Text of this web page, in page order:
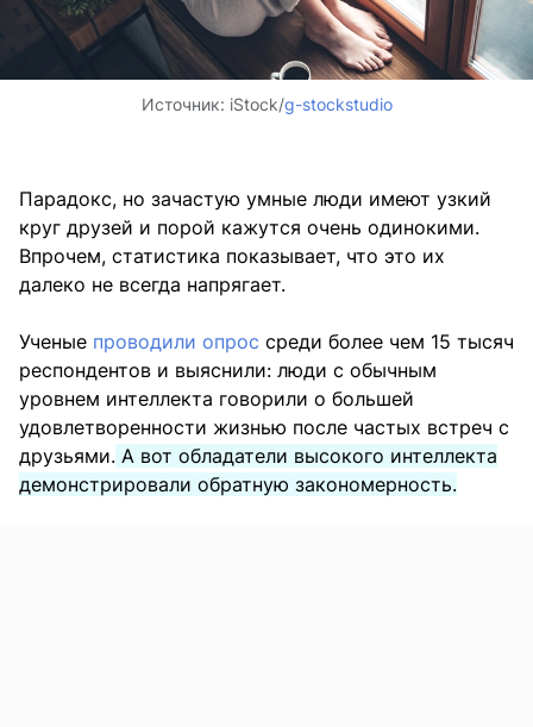
Источник: iStock/g-stockstudio
Парадокс, но зачастую умные люди имеют узкий
круг друзей и порой кажутся очень одинокими.
Впрочем, статистика показывает, что это их
далеко не всегда напрягает.
Ученые проводили опрос среди более чем 15 тысяч
респондентов и выяснили: люди с обычным
уровнем интеллекта говорили о большей
удовлетворенности жизнью после частых встреч с
друзьями. А вот обладатели высокого интеллекта
демонстрировали обратную закономерность.